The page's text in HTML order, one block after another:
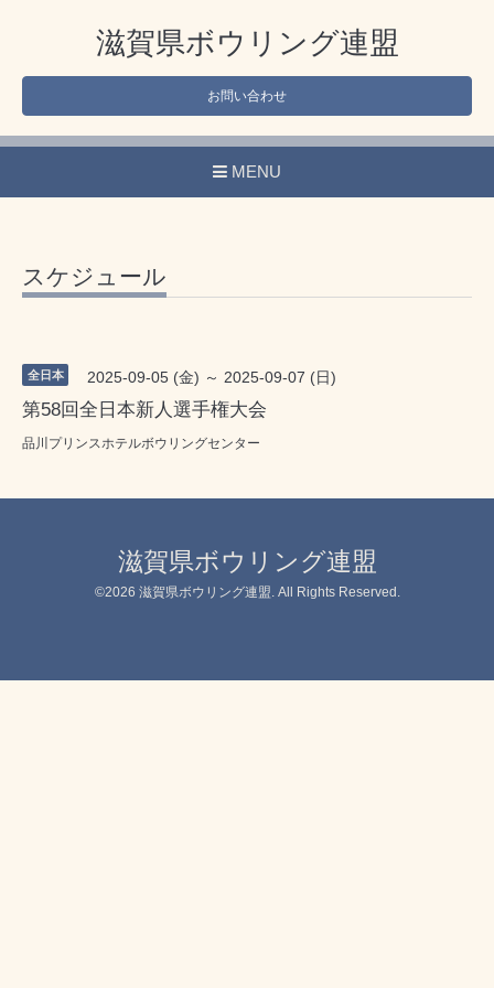
滋賀県ボウリング連盟
お問い合わせ
MENU
スケジュール
全日本 2025-09-05 (金) ～ 2025-09-07 (日)
第58回全日本新人選手権大会
品川プリンスホテルボウリングセンター
滋賀県ボウリング連盟
©2026 滋賀県ボウリング連盟 . All Rights Reserved.